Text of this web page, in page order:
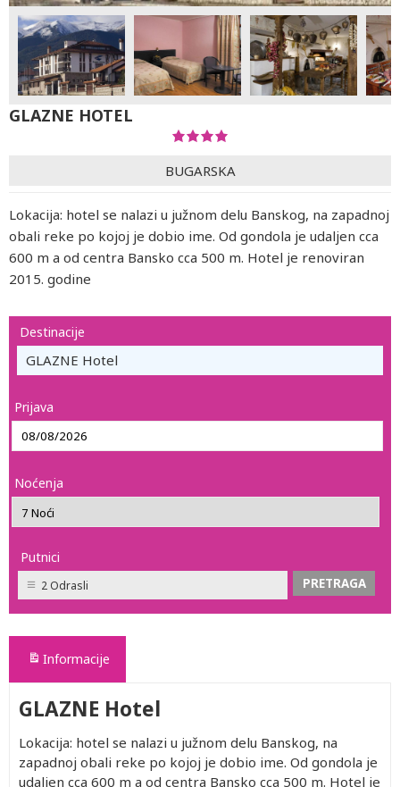
GLAZNE HOTEL
BUGARSKA
Lokacija: hotel se nalazi u južnom delu Banskog, na zapadnoj
obali reke po kojoj je dobio ime. Od gondola je udaljen cca
600 m a od centra Bansko cca 500 m. Hotel je renoviran
2015. godine
Destinacije
GLAZNE Hotel
Prijava
Noćenja
Putnici
2 Odrasli
Informacije
GLAZNE Hotel
Lokacija: hotel se nalazi u južnom delu Banskog, na
zapadnoj obali reke po kojoj je dobio ime. Od gondola je
udaljen cca 600 m a od centra Bansko cca 500 m. Hotel je